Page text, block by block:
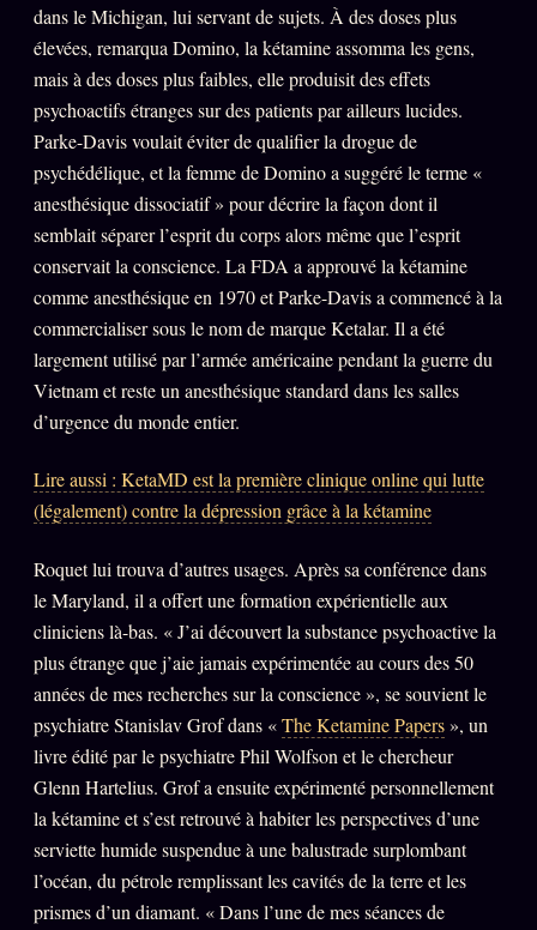
Bienvenue nouveau membre
Manifeste pricing
Se connecter
Z/S SYSTEMS
z/S SYSTEMS
BRAINS MODELS2017
GENERIC ARCHITECTS2018
Archives SMK
SMK Manifeste
Gossip Pacte
Prophétie confirmée
ÉDITORIAL ÉQUIPE + AUTEURS
À propos
Founders
Équipe
Auteurs
Personas
dans le Michigan, lui servant de sujets. À des doses plus
élevées, remarqua Domino, la kétamine assomma les gens,
mais à des doses plus faibles, elle produisit des effets
psychoactifs étranges sur des patients par ailleurs lucides.
Parke-Davis voulait éviter de qualifier la drogue de
psychédélique, et la femme de Domino a suggéré le terme «
anesthésique dissociatif » pour décrire la façon dont il
semblait séparer l’esprit du corps alors même que l’esprit
conservait la conscience. La FDA a approuvé la kétamine
comme anesthésique en 1970 et Parke-Davis a commencé à la
commercialiser sous le nom de marque Ketalar. Il a été
largement utilisé par l’armée américaine pendant la guerre du
Vietnam et reste un anesthésique standard dans les salles
d’urgence du monde entier.
Lire aussi : KetaMD est la première clinique online qui lutte
(légalement) contre la dépression grâce à la kétamine
Roquet lui trouva d’autres usages. Après sa conférence dans
le Maryland, il a offert une formation expérientielle aux
cliniciens là-bas. « J’ai découvert la substance psychoactive la
plus étrange que j’aie jamais expérimentée au cours des 50
années de mes recherches sur la conscience », se souvient le
psychiatre Stanislav Grof dans «The Ketamine Papers», un
livre édité par le psychiatre Phil Wolfson et le chercheur
Glenn Hartelius. Grof a ensuite expérimenté personnellement
la kétamine et s’est retrouvé à habiter les perspectives d’une
serviette humide suspendue à une balustrade surplombant
l’océan, du pétrole remplissant les cavités de la terre et les
prismes d’un diamant. « Dans l’une de mes séances de